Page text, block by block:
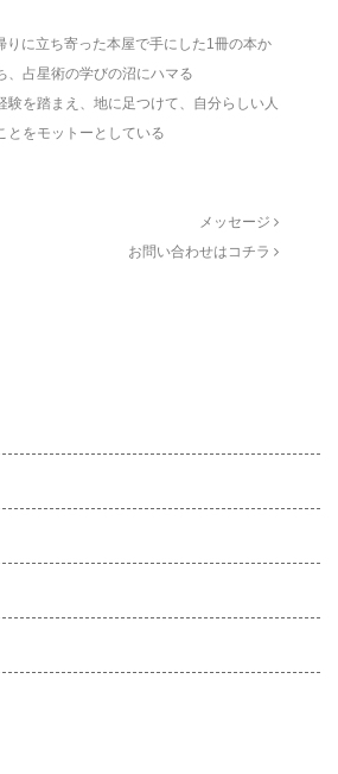
りに立ち寄った本屋で手にした1冊の本か
、占星術の学びの沼にハマる
験を踏まえ、地に足つけて、自分らしい人
とをモットーとしている
メッセージ
お問い合わせはコチラ